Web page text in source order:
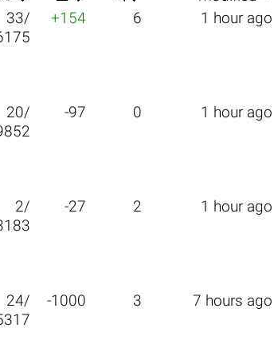
33/
+154 6 1 hour ago
20/
-97 0 1 hour ago
2/
-27 2 1 hour ago
24/
-1000 3 7 hours ago